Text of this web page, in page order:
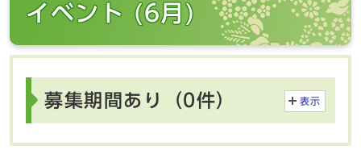
イベント (6月)
募集期間あり（0件） 表示